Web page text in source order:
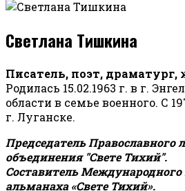
Светлана Тишкина
Писатель, поэт, драматург,
Родилась 15.02.1963 г. в г.
области в семье военного. С
г. Луганске.
Председатель Православного
объединения "Свете Тихий".
Составитель Международного
альманаха «Свете Тихий».